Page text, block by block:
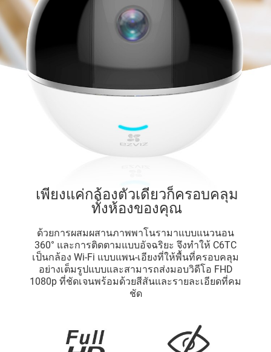
เพียงแค่กล้องตัวเดียวก็ครอบคลุม
ทั้งห้องของคุณ
ด้วยการผสมผสานภาพพาโนรามาแบบแนวนอน
360° และการติดตามแบบอัจฉริยะ จึงทำให้ C6TC
เป็นกล้อง Wi-Fi แบบแพน-เอียงที่ให้พื้นที่ครอบคลุม
อย่างเต็มรูปแบบและสามารถส่งมอบวิดีโอ FHD
1080p ที่ชัดเจนพร้อมด้วยสีสันและรายละเอียดที่คม
ชัด